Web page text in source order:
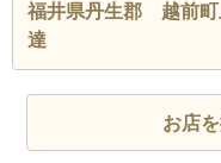
福井県丹生郡 越前町
達
お店